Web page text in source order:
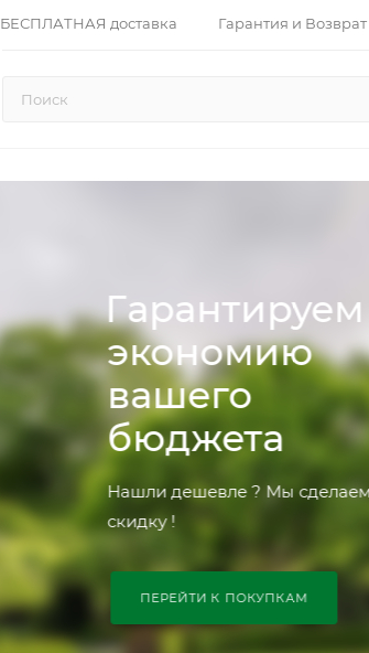
БЕСПЛАТНАЯ доставка Гарантия и Возврат
Гарантируем
экономию
вашего
бюджета
Нашли дешевле ? Мы сделаем
скидку !
ПЕРЕЙТИ К ПОКУПКАМ